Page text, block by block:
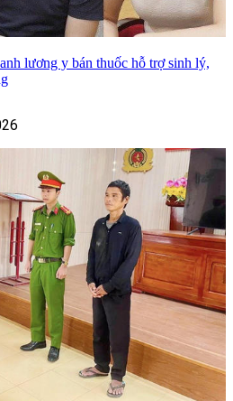
lương y bán thuốc hỗ trợ sinh lý,